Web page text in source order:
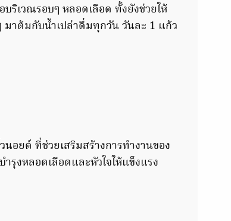
ริเวณรอบๆ หลอดเลือด ทั้งยังช่วยให้
มาต้มกับน้ำเปล่าดื่มทุกวัน วันละ 1 แก้ว
นอยด์ ที่ช่วยเสริมสร้างการทำงานของ
งหลอดเลือดและหัวใจให้แข็งแรง